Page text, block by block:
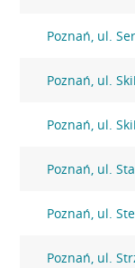
Poznań, ul.
Poznań, ul.
Poznań, ul.
Poznań, ul.
Poznań, ul.
Poznań, ul.